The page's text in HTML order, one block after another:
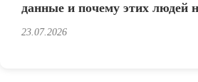
данные и почему этих людей
23.07.2026